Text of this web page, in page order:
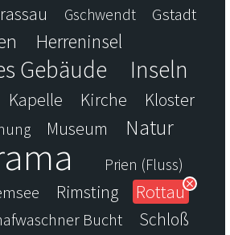
Gschwendt Gstadt
Herreninsel
Gebäude Inseln
Kapelle Kirche Kloster
Museum Natur
Prien (Fluss)
Rimsting Rottau
Bucht Schloß